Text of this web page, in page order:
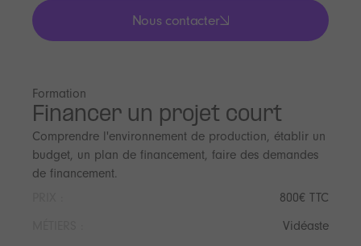
lis les actualités
Nous contacter
Formation
Financer un projet court
Comprendre l'environnement de production, établir un
budget, un plan de financement, faire des demandes
de financement.
800€ TTC
Vidéaste